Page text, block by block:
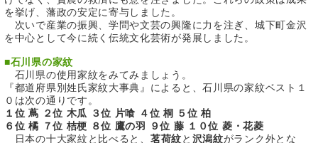
を挙げ、藩政の安定に寄与しました。
次いで産業の振興、学問や文芸の興隆に力を注ぎ、城下町金沢
を中心として今に続く伝統文化芸術が発展しました。
■石川県の家紋
石川県の使用家紋をみてみましょう。
『都道府県別姓氏家紋大事典』によると、石川県の家紋ベスト１
０は次の通りです。
１位 蔦 ２位 木瓜 ３位 片喰 ４位 桐 ５位 柏
６位 橘 ７位 桔梗 ８位 鷹の羽 ９位 藤 １０位 菱・花菱
日本の十大家紋と比べると、 茗荷紋と 沢潟紋がランク外とな